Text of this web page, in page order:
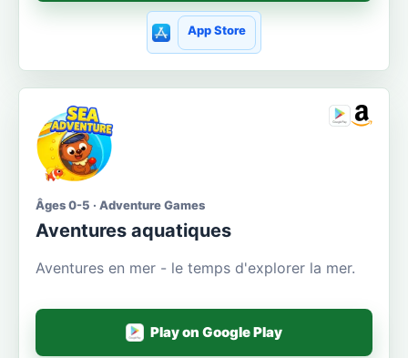
App Store
Âges 0-5 · Adventure Games
Aventures aquatiques
Aventures en mer - le temps d'explorer la mer.
Play on Google Play